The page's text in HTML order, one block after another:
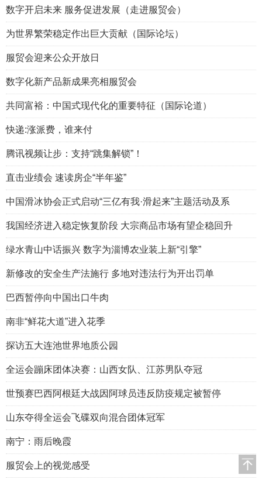
数字开启未来 服务促进发展（走进服贸会）
为世界繁荣稳定作出巨大贡献（国际论坛）
服贸会迎来公众开放日
数字化新产品新成果亮相服贸会
共同富裕：中国式现代化的重要特征（国际论道）
快递:涨派费，谁来付
腾讯视频让步：支持“跳集解锁”！
直击业绩会 速读房企“半年鉴”
中国滑冰协会正式启动“三亿有我·滑起来”主题活动及系
我国经济进入稳定恢复阶段 大宗商品市场有望企稳回升
绿水青山中话振兴 数字为淄博农业装上新“引擎”
新修改的安全生产法施行 多地对违法行为开出罚单
巴西暂停向中国出口牛肉
南非“鲜花大道”进入花季
探访五大连池世界地质公园
全运会蹦床团体决赛：山西女队、江苏男队夺冠
世预赛巴西阿根廷大战因阿球员违反防疫规定被暂停
山东夺得全运会飞碟双向混合团体冠军
南宁：雨后晚霞
服贸会上的视觉感受